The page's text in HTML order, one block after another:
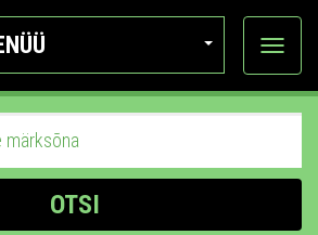
Ava
OTSI